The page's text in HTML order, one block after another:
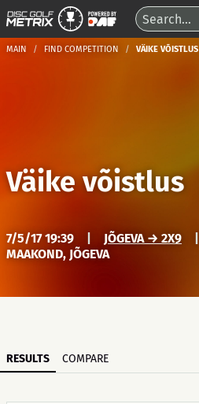
MAIN FIND COMPETITION VÄIKE VÕISTLUS
Väike võistlus
7/5/17 19:39 JÕGEVA → 2X9
MAAKOND, JÕGEVA
RESULTS COMPARE